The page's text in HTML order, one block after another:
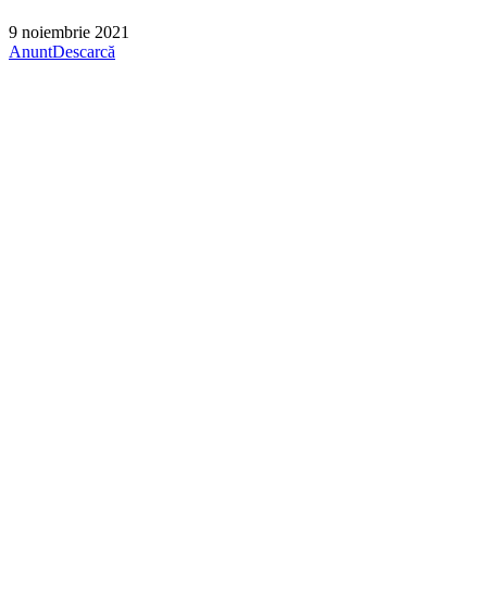
9 noiembrie 2021
AnuntDescarcă